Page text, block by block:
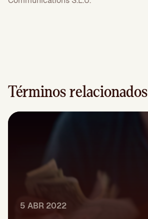
Términos relacionados
5 ABR 2022